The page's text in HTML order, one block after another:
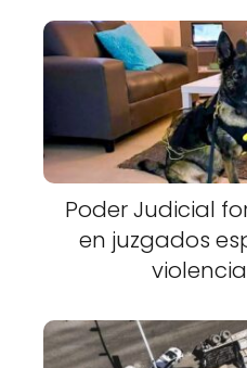
Poder Judicial
en juzgados